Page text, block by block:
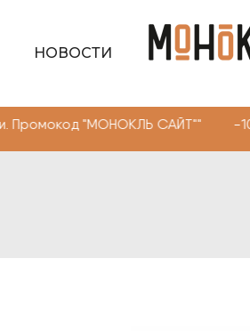
НОВОСТИ
САЙТ"" -10%